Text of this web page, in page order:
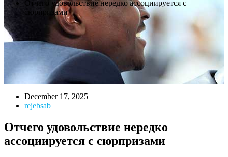
Отчего удовольствие нередко ассоциируется с
сюрпризами
December 17, 2025
rejebsab
Отчего удовольствие нередко
ассоциируется с сюрпризами